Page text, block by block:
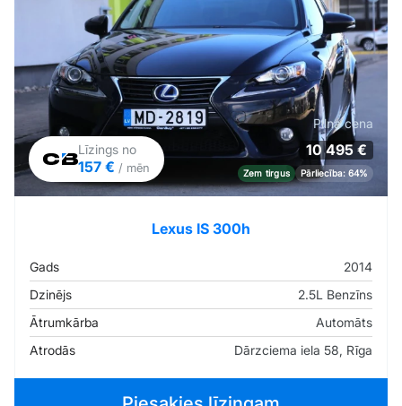
Līzings no
157 € / mēn
Pilna cena
10 495 €
Zem tirgus Pārliecība: 64%
Lexus IS 300h
Gads
2014
Dzinējs
2.5L Benzīns
Ātrumkārba
Automāts
Atrodās
Dārzciema iela 58, Rīga